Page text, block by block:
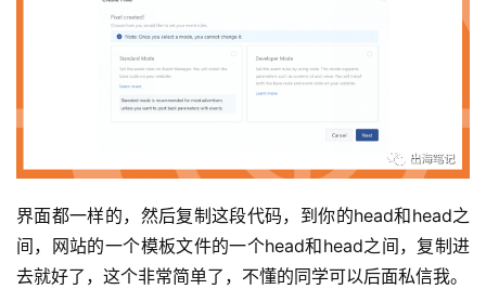
界面都一样的，然后复制这段代码，到你的head和head之
间，网站的一个模板文件的一个head和head之间，复制进
去就好了，这个非常简单了，不懂的同学可以后面私信我。